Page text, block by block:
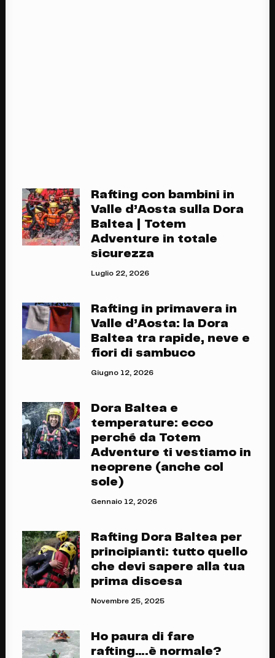
Rafting con bambini in
Valle d’Aosta sulla Dora
Baltea | Totem
Adventure in totale
sicurezza
Luglio 22, 2026
Rafting in primavera in
Valle d’Aosta: la Dora
Baltea tra rapide, neve e
fiori di sambuco
Giugno 12, 2026
Dora Baltea e
temperature: ecco
perché da Totem
Adventure ti vestiamo in
neoprene (anche col
sole)
Gennaio 12, 2026
Rafting Dora Baltea per
principianti: tutto quello
che devi sapere alla tua
prima discesa
Novembre 25, 2025
Ho paura di fare
rafting….è normale?